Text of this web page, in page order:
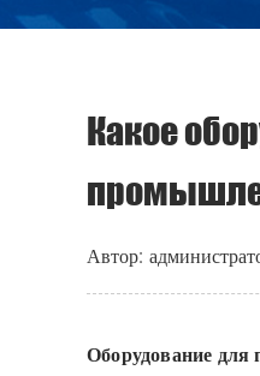
Какое
Автор:
Оборудование для